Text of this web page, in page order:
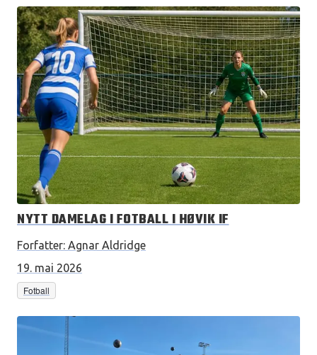
NYTT DAMELAG I FOTBALL I HØVIK IF
Forfatter: Agnar Aldridge
19. mai 2026
Fotball